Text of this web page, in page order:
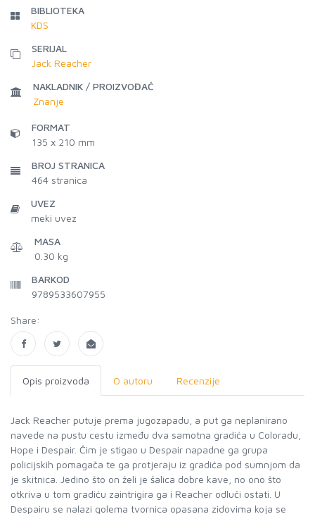
BIBLIOTEKA
KDS
SERIJAL
Jack Reacher
NAKLADNIK / PROIZVOĐAČ
Znanje
FORMAT
135 x 210 mm
BROJ STRANICA
464 stranica
UVEZ
meki uvez
MASA
0.30 kg
BARKOD
9789533607955
Share:
Opis proizvoda O autoru Recenzije
Jack Reacher putuje prema jugozapadu, a put ga neplanirano
navede na pustu cestu između dva samotna gradića u Coloradu,
Hope i Despair. Čim je stigao u Despair napadne ga grupa
policijskih pomagača te ga protjeraju iz gradića pod sumnjom da
je skitnica. Jedino što on želi je šalica dobre kave, no ono što
otkriva u tom gradiću zaintrigira ga i Reacher odluči ostati. U
Despairu se nalazi golema tvornica opasana zidovima koja se